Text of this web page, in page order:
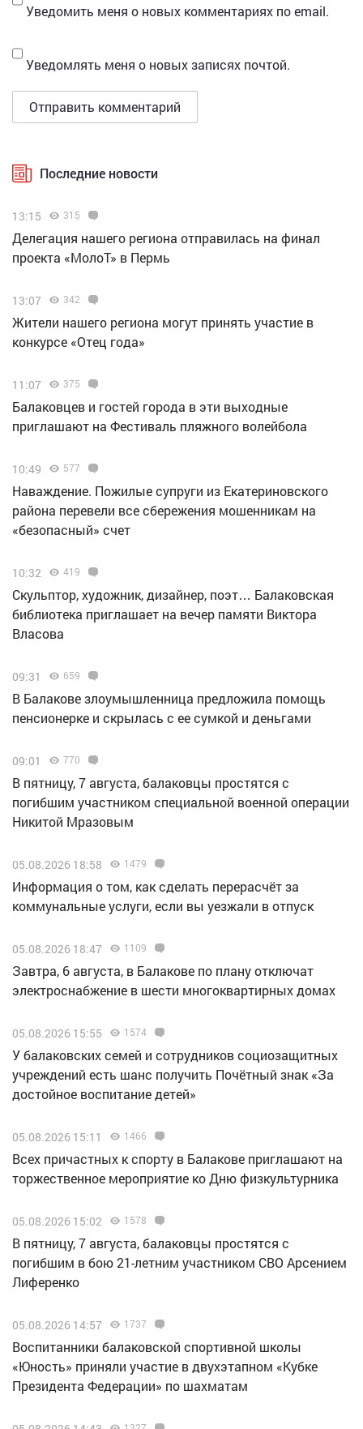
Уведомить меня о новых комментариях по email.
Уведомлять меня о новых записях почтой.
Последние новости
13:15 315
Делегация нашего региона отправилась на финал
проекта «МолоТ» в Пермь
13:07 342
Жители нашего региона могут принять участие в
конкурсе «Отец года»
11:07 375
Балаковцев и гостей города в эти выходные
приглашают на Фестиваль пляжного волейбола
10:49 577
Наваждение. Пожилые супруги из Екатериновского
района перевели все сбережения мошенникам на
«безопасный» счет
10:32 419
Скульптор, художник, дизайнер, поэт… Балаковская
библиотека приглашает на вечер памяти Виктора
Власова
09:31 659
В Балакове злоумышленница предложила помощь
пенсионерке и скрылась с ее сумкой и деньгами
09:01 770
В пятницу, 7 августа, балаковцы простятся с
погибшим участником специальной военной операции
Никитой Мразовым
05.08.2026 18:58 1479
Информация о том, как сделать перерасчёт за
коммунальные услуги, если вы уезжали в отпуск
05.08.2026 18:47 1109
Завтра, 6 августа, в Балакове по плану отключат
электроснабжение в шести многоквартирных домах
05.08.2026 15:55 1574
У балаковских семей и сотрудников социозащитных
учреждений есть шанс получить Почётный знак «За
достойное воспитание детей»
05.08.2026 15:11 1466
Всех причастных к спорту в Балакове приглашают на
торжественное мероприятие ко Дню физкультурника
05.08.2026 15:02 1578
В пятницу, 7 августа, балаковцы простятся с
погибшим в бою 21-летним участником СВО Арсением
Лиференко
05.08.2026 14:57 1737
Воспитанники балаковской спортивной школы
«Юность» приняли участие в двухэтапном «Кубке
Президента Федерации» по шахматам